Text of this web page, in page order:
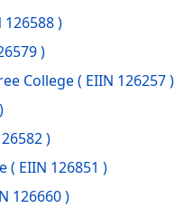
126588 )
)
College( EIIN 126257 )
)
( EIIN 126851 )
126660 )